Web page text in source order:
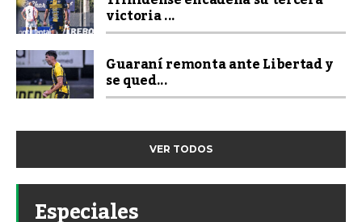
victoria ...
Guaraní remonta ante Libertad y
se qued...
VER TODOS
Especiales